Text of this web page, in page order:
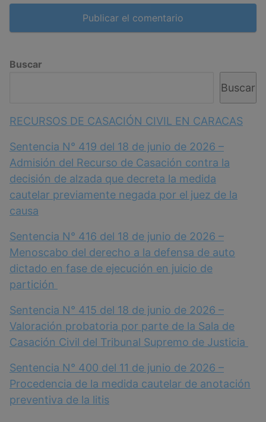
Buscar
Buscar
RECURSOS DE CASACIÓN CIVIL EN CARACAS
Sentencia N° 419 del 18 de junio de 2026 –
Admisión del Recurso de Casación contra la
decisión de alzada que decreta la medida
cautelar previamente negada por el juez de la
causa
Sentencia N° 416 del 18 de junio de 2026 –
Menoscabo del derecho a la defensa de auto
dictado en fase de ejecución en juicio de
partición
Sentencia N° 415 del 18 de junio de 2026 –
Valoración probatoria por parte de la Sala de
Casación Civil del Tribunal Supremo de Justicia
Sentencia N° 400 del 11 de junio de 2026 –
Procedencia de la medida cautelar de anotación
preventiva de la litis